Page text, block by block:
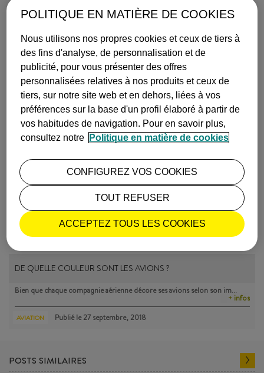
FEMMES PILOTES QUI ONT BRISÉ BIEN PLUS QUE LE « PL…
Thérèse Peltier, Raymonde de Laroche, Ruth Law, Amelia Earhart, G…
+ infos
DE QUELLE COULEUR SONT LES AVIONS ?
Bien que chaque compagnie aérienne décore ses avions selon son im…
+ infos
AVIATION Publié le27 septembre, 2018
POSTS SIMILAIRES
POLITIQUE EN MATIÈRE DE COOKIES
Nous utilisons nos propres cookies et ceux de tiers à
des fins d'analyse, de personnalisation et de
publicité, pour vous présenter des offres
personnalisées relatives à nos produits et ceux de
tiers, sur notre site web et en dehors, liées à vos
préférences sur la base d'un profil élaboré à partir de
vos habitudes de navigation. Pour en savoir plus,
consultez notre
Politique en matière de cookies
TOUT REFUSER
ACCEPTEZ TOUS LES COOKIES
CONFIGUREZ VOS COOKIES